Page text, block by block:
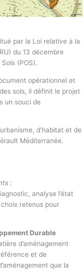
par la Loi relative à la
du 13 décembre
(POS).
opérationnel et
sols, il définit le projet
un souci de
d’habitat et de
Méditerranée.
:
analyse l’état
retenus pour
Durable
d’aménagement
et de
que la